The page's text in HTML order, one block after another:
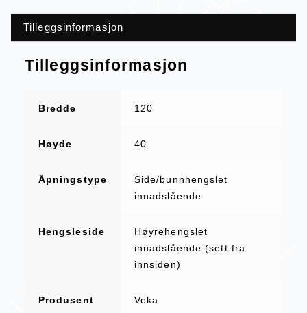
Tilleggsinformasjon
Tilleggsinformasjon
Bredde 120
Høyde 40
Åpningstype
Side/bunnhengslet
innadslående
Hengsleside
Høyrehengslet
innadslående (sett fra
innsiden)
Produsent Veka